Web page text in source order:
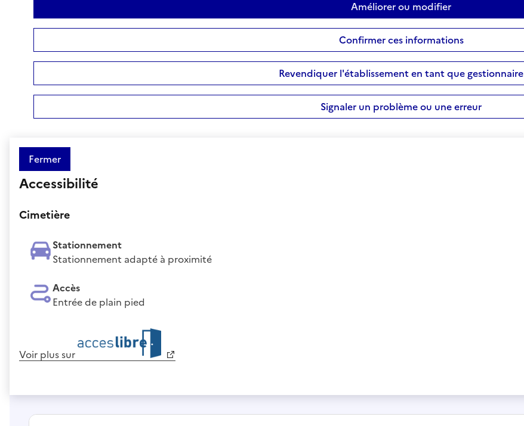
Améliorer ou modifier
Confirmer ces informations
Revendiquer l'établissement en tant que gestionnaire
Signaler un problème ou une erreur
Fermer
Accessibilité
Cimetière
Stationnement
Stationnement adapté à proximité
Accès
Entrée de plain pied
Voir plus sur